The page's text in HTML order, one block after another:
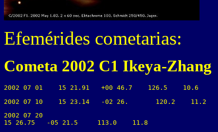
Efemérides cometarias:
Cometa 2002 C1 Ikeya-Zhang
2002 07 01    15 21.91   +00 46.7    126.5    10.6
2002 07 10    15 23.14   -02 26.       120.2    11.2
2002 07 20
15 26.75   -05 21.5     113.0    11.8